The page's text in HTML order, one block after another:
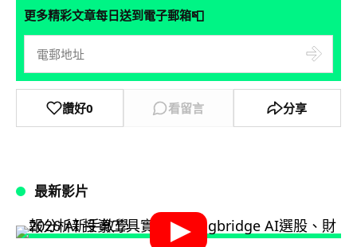
更多精彩文章每日送到電子郵箱📮
讚好0 看留言 分享
最新影片